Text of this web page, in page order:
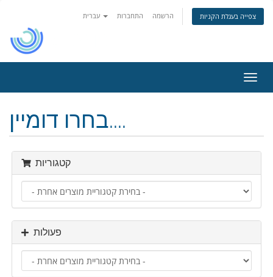
התחברות הרשמה צפייה בעגלת הקניות
ניווט
בחרו דומיין....
קטגוריות
פעולות